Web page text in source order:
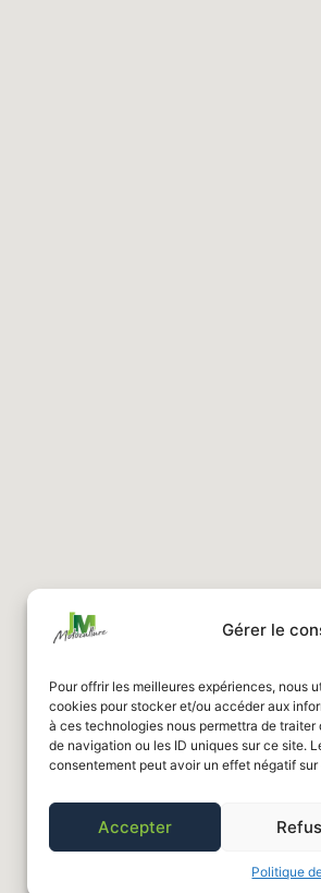
Gérer le
Pour offrir les meilleures expériences, nous
cookies pour stocker et/ou accéder aux
à ces technologies nous permettra de
de navigation ou les ID uniques sur ce site.
consentement peut avoir un effet négatif
Accepter
Politique